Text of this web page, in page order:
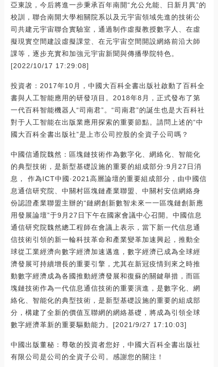
亞東說，今后將進一步秉承百年南開“允公允能、日新月異”的
校訓，聯合南開大學相關院系以及元宇宙領域先進的技術公
司共建元宇宙聯合實驗室，通過制作虛擬教授數字人、在虛
擬現實空間建設虛擬課堂、在元宇宙空間開設網絡前沿大師
課等，逐步充實和加強元宇宙新聞與傳播學院特色。
[2022/10/17 17:29:08]
投資者：2017年10月，中國大百科全書出版社啟動了百科全
書與人工智能應用的研發項目。2018年8月，正式發布了第
一代百科智能機器人“司南君”。“司南君”的誕生也是大百科社
對于人工智能在出版業應用探索的重要節點。請問上述的“中
國大百科全書出版社”是上市公司控股的全資子公司嗎？
中國信通院魏然：區塊鏈技術作為數字化、網絡化、智能化
的典型技術，是新型基礎設施的重要的組成部分:9月27日消
息， 作為ICT中國·2021高層論壇的重要組成部分，由中國信
息通信研究院、中關村區塊鏈產業聯盟、中關村安信網絡身
份認證產業聯盟主辦的“鏈網創新數智未來一一區塊鏈創新應
用發展論壇”于9月27日下午在國家會議中心召開。中國信息
通信研究院魏然總工程師在會議上表示，當下新一代信息通
信技術引領的新一輪科技革命和產業變革加速興起，推動全
球從工業經濟向數字經濟加速邁進，數字經濟已成為全球經
濟發展可持續增長的重要引擎，尤其在新冠疫情到來之時推
動數字經濟成為各國推動經濟發展和復蘇的關鍵舉措，而區
塊鏈技術作為一代信息通信技術的重要演進，是數字化、網
絡化、智能化的典型技術，是新型基礎設施的重要的組成部
分，構建了全新的價值互聯網的網絡基礎，將成為引領全球
數字經濟革新的重要驅動能力。[2021/9/27 17:10:03]
中國出版董秘：尊敬的投資者您好，中國大百科全書出版社
有限公司是公司的全資子公司。感謝您的關注！